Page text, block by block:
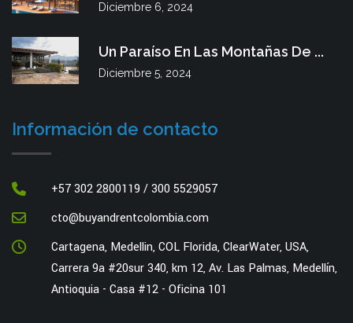
Diciembre 6, 2024
Un Paraíso En Las Montañas De ...
Diciembre 5, 2024
Información de contacto
+57 302 2800119 / 300 5529057
cto@buyandrentcolombia.com
Cartagena, Medellin, COL Florida, ClearWater, USA,
Carrera 9a #20sur 340, km 12, Av. Las Palmas, Medellín,
Antioquia - Casa #12 - Oficina 101